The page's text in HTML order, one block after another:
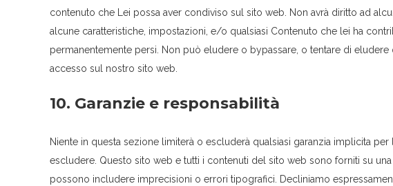
contenuto che Lei possa aver condiviso sul sito web. Non avrà diritto ad
alcune caratteristiche, impostazioni, e/o qualsiasi Contenuto che lei ha
permanentemente persi. Non può eludere o bypassare, o tentare di
accesso sul nostro sito web.
10. Garanzie e responsabilità
Niente in questa sezione limiterà o escluderà qualsiasi garanzia implicita
escludere. Questo sito web e tutti i contenuti del sito web sono forniti su
possono includere imprecisioni o errori tipografici. Decliniamo